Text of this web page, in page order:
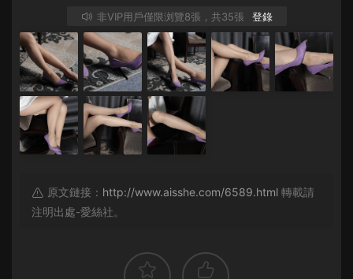
非VIP用戶僅限浏覽8張，共35張 登錄
原文鏈接： http://www.aisshe.com/6589.html 轉載請
注明出處-愛絲社。